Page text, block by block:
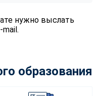
нужно выслать
образования